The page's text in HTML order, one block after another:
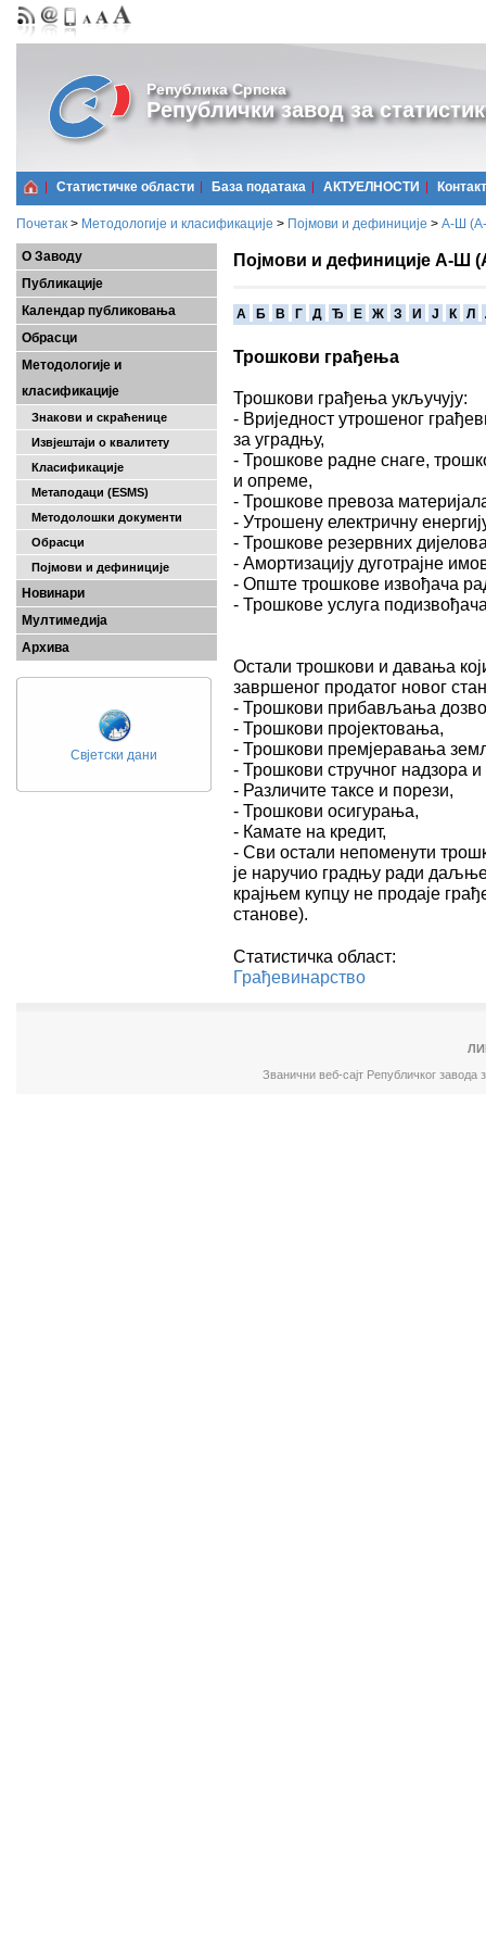
Република Српска
Републички завод за
Статистичке области Базa података АКТУЕЛНОСТИ Контакт
Почетак > Методологије и класификације > Појмови и дефиниције > А-Ш
О Заводу
Публикације
Календар публиковања
Обрасци
Методологије и
класификације
Знакови и скраћенице
Извјештаји о квалитету
Класификације
Метаподаци (ESMS)
Методолошки документи
Обрасци
Појмови и дефиниције
Новинари
Мултимедија
Архива
Свјетски дани
Појмови и дефиниције А-Ш
A Б В Г Д Ђ Е Ж З И Ј К Л
Трошкови грађења
Трошкови грађења укључују:
- Вриједност утрошеног
за уградњу,
- Трошкове радне снаге,
и опреме,
- Трошкове превоза
- Утрошену електричну
- Трошкове резервних
- Амортизацију дуготрајне
- Опште трошкове извођача
- Трошкове услуга
Остали трошкови и давања
завршеног продатог новог
- Трошкови прибављања
- Трошкови пројектовања,
- Трошкови премјеравања
- Трошкови стручног надзора и
- Различите таксе и порези,
- Трошкови осигурања,
- Камате на кредит,
- Сви остали непоменути
је наручио градњу ради
крајњем купцу не продаје
станове).
Статистичка област:
Грађевинарство
Званични веб-сајт Републичког